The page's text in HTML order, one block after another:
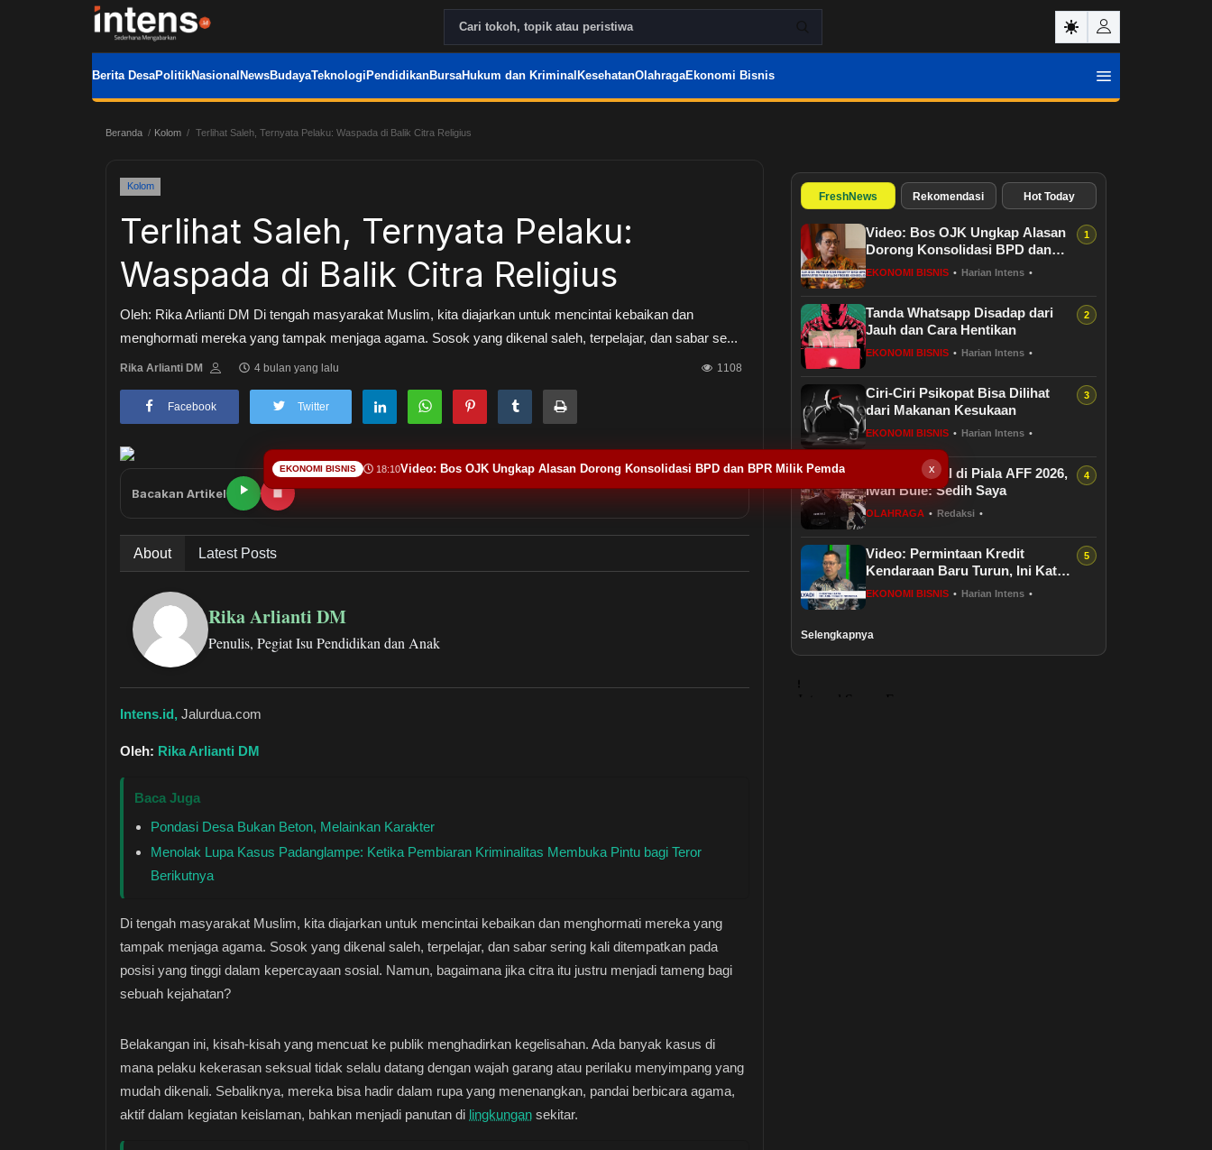
Berita DesaPolitikNasional NewsBudayaTeknologi PendidikanBursaHukum dan Kriminal KesehatanOlahragaEkonomi Bisnis
Beranda Kolom Terlihat Saleh, Ternyata Pelaku: Waspada di Balik Citra Religius
Kolom
Terlihat Saleh, Ternyata Pelaku:
Waspada di Balik Citra Religius
Oleh: Rika Arlianti DM Di tengah masyarakat Muslim, kita diajarkan untuk mencintai kebaikan dan
menghormati mereka yang tampak menjaga agama. Sosok yang dikenal saleh, terpelajar, dan sabar se...
Rika Arlianti DM 4 bulan yang lalu 1108
Facebook Twitter
Bacakan Artikel
About Latest Posts
Rika Arlianti DM
Penulis, Pegiat Isu Pendidikan dan Anak
Intens.id, Jalurdua.com
Oleh: Rika Arlianti DM
Baca Juga
Pondasi Desa Bukan Beton, Melainkan Karakter
Menolak Lupa Kasus Padanglampe: Ketika Pembiaran Kriminalitas Membuka Pintu bagi Teror
Berikutnya
Di tengah masyarakat Muslim, kita diajarkan untuk mencintai kebaikan dan menghormati mereka yang
tampak menjaga agama. Sosok yang dikenal saleh, terpelajar, dan sabar sering kali ditempatkan pada
posisi yang tinggi dalam kepercayaan sosial. Namun, bagaimana jika citra itu justru menjadi tameng bagi
sebuah kejahatan?
Belakangan ini, kisah-kisah yang mencuat ke publik menghadirkan kegelisahan. Ada banyak kasus di
mana pelaku kekerasan seksual tidak selalu datang dengan wajah garang atau perilaku menyimpang yang
mudah dikenali. Sebaliknya, mereka bisa hadir dalam rupa yang menenangkan, pandai berbicara agama,
aktif dalam kegiatan keislaman, bahkan menjadi panutan di lingkungan sekitar.
FreshNews Rekomendasi Hot Today
Video: Bos OJK Ungkap Alasan
Dorong Konsolidasi BPD dan
BPR Milik Pemda
EKONOMI BISNIS • Harian Intens •
Tanda Whatsapp Disadap dari
Jauh dan Cara Hentikan
EKONOMI BISNIS • Harian Intens •
Ciri-Ciri Psikopat Bisa Dilihat
dari Makanan Kesukaan
EKONOMI BISNIS • Harian Intens •
Timnas Gagal di Piala AFF 2026,
Iwan Bule: Sedih Saya
OLAHRAGA • Redaksi •
Video: Permintaan Kredit
Kendaraan Baru Turun, Ini Kata
Bos Leasing
EKONOMI BISNIS • Harian Intens •
Selengkapnya
x
EKONOMI BISNIS 18:10Video: Bos OJK Ungkap Alasan Dorong Konsolidasi BPD dan BPR Milik Pemda